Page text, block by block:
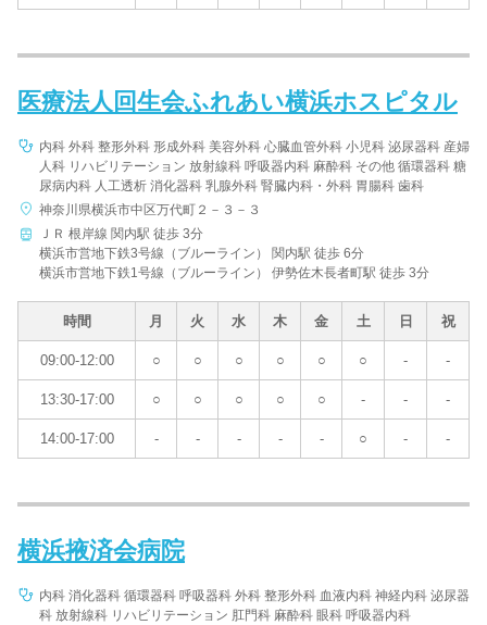
医療法人回生会ふれあい横浜ホスピタル
内科 外科 整形外科 形成外科 美容外科 心臓血管外科 小児科 泌尿器科 産婦
人科 リハビリテーション 放射線科 呼吸器内科 麻酔科 その他 循環器科 糖
尿病内科 人工透析 消化器科 乳腺外科 腎臓内科・外科 胃腸科 歯科
神奈川県横浜市中区万代町２－３－３
ＪＲ 根岸線 関内駅 徒歩 3分
横浜市営地下鉄3号線（ブルーライン） 関内駅 徒歩 6分
横浜市営地下鉄1号線（ブルーライン） 伊勢佐木長者町駅 徒歩 3分
時間 月 火 水 木 金 土 日 祝
09:00-12:00 ○ ○ ○ ○ ○ ○ - -
13:30-17:00 ○ ○ ○ ○ ○ - - -
14:00-17:00 - - - - - ○ - -
横浜掖済会病院
内科 消化器科 循環器科 呼吸器科 外科 整形外科 血液内科 神経内科 泌尿器
科 放射線科 リハビリテーション 肛門科 麻酔科 眼科 呼吸器内科